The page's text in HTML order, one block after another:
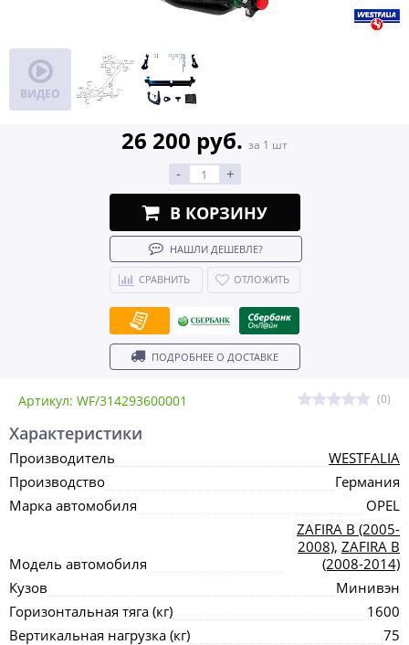
ВИДЕО
Артикул: WF/314293600001 (0)
26 200 руб. за 1 шт
- +
В КОРЗИНУ
НАШЛИ ДЕШЕВЛЕ?
СРАВНИТЬ ОТЛОЖИТЬ
ПОДРОБНЕЕ О ДОСТАВКЕ
Характеристики
Производитель
WESTFALIA
Производство
Германия
Марка автомобиля
OPEL
Модель автомобиля
ZAFIRA B (2005-
2008), ZAFIRA B
(2008-2014)
Кузов
Минивэн
Горизонтальная тяга (кг)
1600
Вертикальная нагрузка (кг)
75